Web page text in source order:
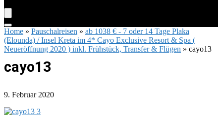
Home » Pauschalreisen » ab 1038 € - 7 oder 14 Tage Plaka
(Elounda) / Insel Kreta im 4* Cayo Exclusive Resort & Spa (
Neueröffnung 2020 ) inkl. Frühstück, Transfer & Flügen » cayo13
cayo13
9. Februar 2020